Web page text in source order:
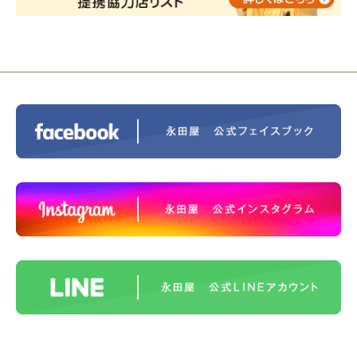
ントホテル東京町田